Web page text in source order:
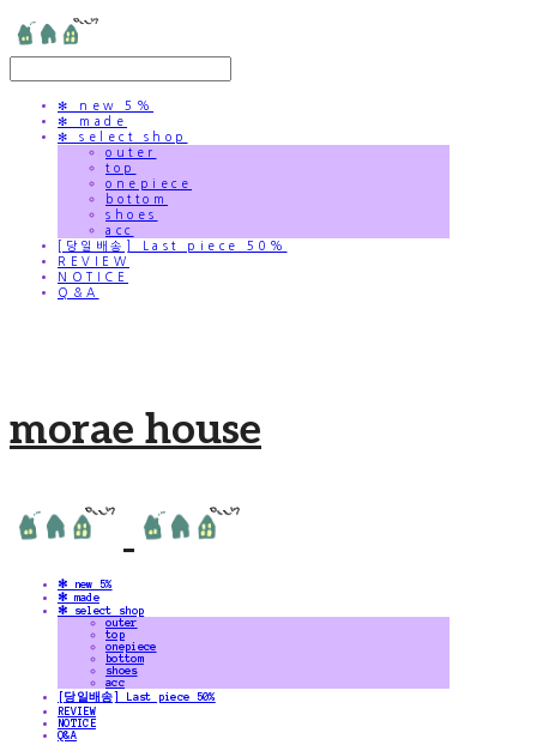
✻ new 5%
✻ made
✻ select shop
outer
top
onepiece
bottom
shoes
acc
[당일배송] Last piece 50%
REVIEW
NOTICE
Q&A
morae house
✻ new 5%
✻ made
✻ select shop
outer
top
onepiece
bottom
shoes
acc
[당일배송] Last piece 50%
REVIEW
NOTICE
Q&A